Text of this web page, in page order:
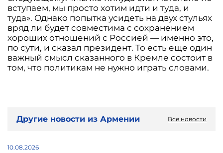
вступаем, мы просто хотим идти и туда, и
туда». Однако попытка усидеть на двух стульях
вряд ли будет совместима с сохранением
хороших отношений с Россией — именно это,
по сути, и сказал президент. То есть еще один
важный смысл сказанного в Кремле состоит в
том, что политикам не нужно играть словами.
Другие новости из Армении Все новости
10.08.2026